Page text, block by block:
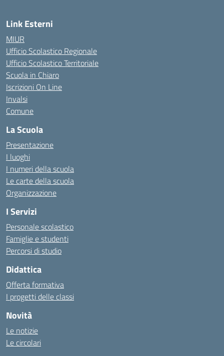
Link Esterni
MIUR
Ufficio Scolastico Regionale
Ufficio Scolastico Territoriale
Scuola in Chiaro
Iscrizioni On Line
Invalsi
Comune
La Scuola
Presentazione
I luoghi
I numeri della scuola
Le carte della scuola
Organizzazione
I Servizi
Personale scolastico
Famiglie e studenti
Percorsi di studio
Didattica
Offerta formativa
I progetti delle classi
Novità
Le notizie
Le circolari